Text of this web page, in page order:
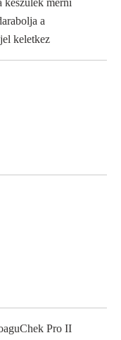
készülék mérni
a
keletkez
Pro II